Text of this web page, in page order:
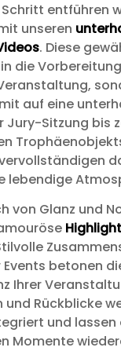
entführen
unseren
. Diese
die
auf eine
Jury-Sitzung bis
lebendige
von Glanz und
betonen
Ihrer
und Rückblicke
und lassen
Momente